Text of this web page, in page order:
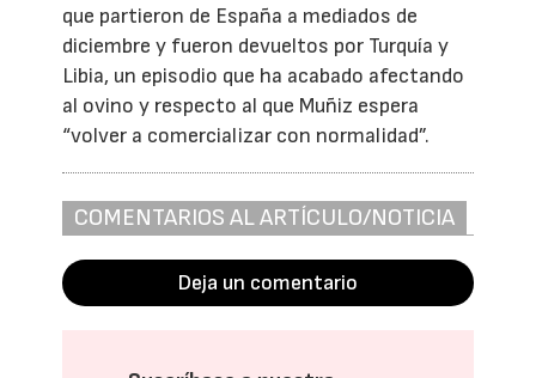
que partieron de España a mediados de
diciembre y fueron devueltos por Turquía y
Libia, un episodio que ha acabado afectando
al ovino y respecto al que Muñiz espera
“volver a comercializar con normalidad”.
COMENTARIOS AL ARTÍCULO/NOTICIA
Deja un comentario